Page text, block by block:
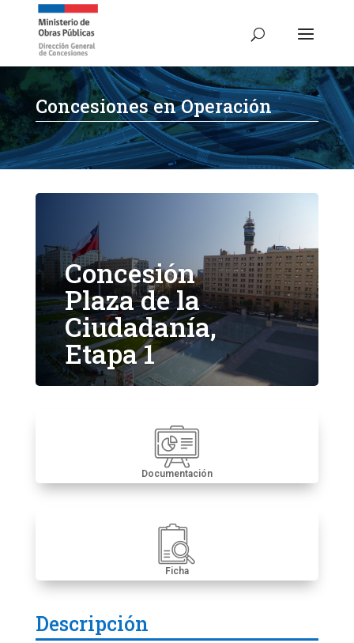
Concesiones en Operación
Concesión
Plaza de la
Ciudadanía,
Etapa 1
Documentación
Ficha
Descripción